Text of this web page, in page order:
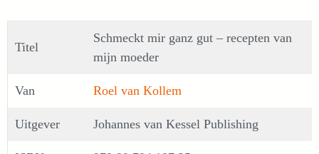
Titel
Schmeckt mir ganz gut – recepten van
mijn moeder
Van Roel van Kollem
Uitgever Johannes van Kessel Publishing